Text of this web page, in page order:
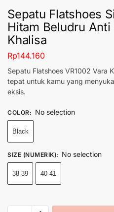
Sepatu Flatshoes
Hitam Beludru Anti
Khalisa
Rp144.160
Sepatu Flatshoes VR1002 Vara
tepat untuk kamu yang
eksis.
COLOR: No selection
Black
SIZE (NUMERIK): No selection
38-39 40-41